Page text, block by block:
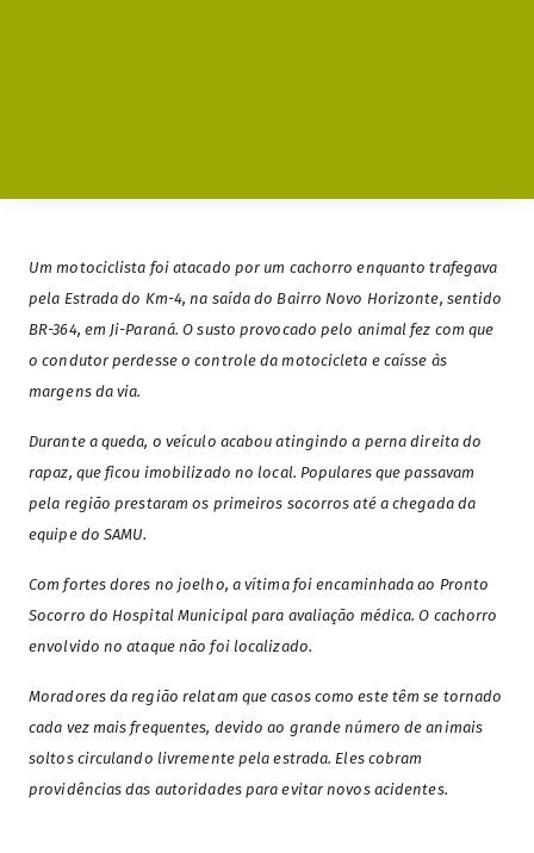
Um motociclista foi atacado por um cachorro enquanto trafegava
pela Estrada do Km-4, na saída do Bairro Novo Horizonte, sentido
BR-364, em Ji-Paraná. O susto provocado pelo animal fez com que
o condutor perdesse o controle da motocicleta e caísse às
margens da via.
Durante a queda, o veículo acabou atingindo a perna direita do
rapaz, que ficou imobilizado no local. Populares que passavam
pela região prestaram os primeiros socorros até a chegada da
equipe do SAMU.
Com fortes dores no joelho, a vítima foi encaminhada ao Pronto
Socorro do Hospital Municipal para avaliação médica. O cachorro
envolvido no ataque não foi localizado.
Moradores da região relatam que casos como este têm se tornado
cada vez mais frequentes, devido ao grande número de animais
soltos circulando livremente pela estrada. Eles cobram
providências das autoridades para evitar novos acidentes.